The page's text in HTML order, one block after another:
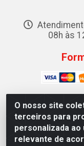
O nosso site
terceiros para
personalizada
relevante de
08h às
ALVO
TEREZINA, 19 -